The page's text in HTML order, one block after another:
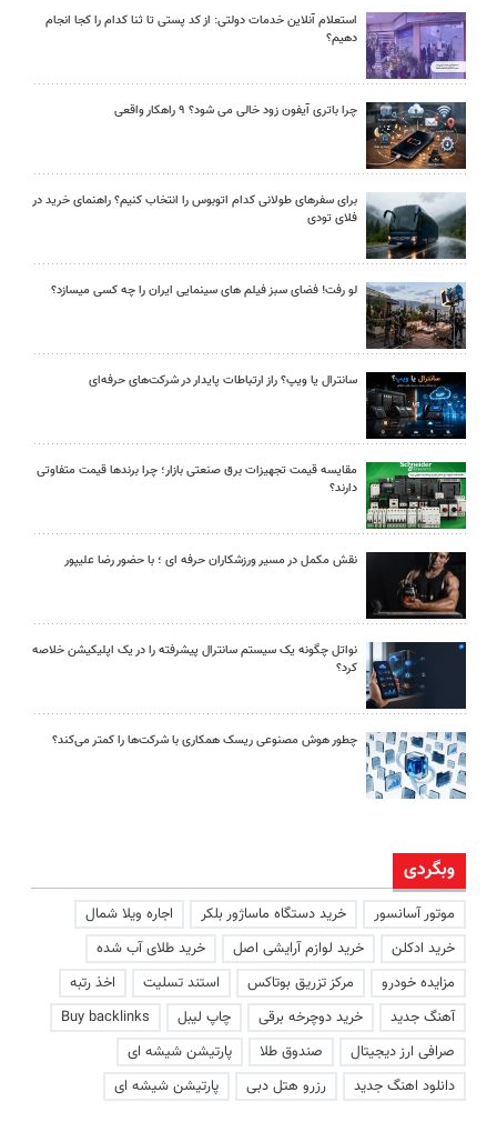
استعلام آنلاین خدمات دولتی: از کد پستی تا ثنا کدام را کجا انجام
دهیم؟
چرا باتری آیفون زود خالی می شود؟ ۹ راهکار واقعی
برای سفرهای طولانی کدام اتوبوس را انتخاب کنیم؟ راهنمای خرید در
فلای تودی
لو رفت! فضای سبز فیلم های سینمایی ایران را چه کسی میسازد؟
سانترال یا ویپ؟ راز ارتباطات پایدار در شرکت‌های حرفه‌ای
مقایسه قیمت تجهیزات برق صنعتی بازار؛ چرا برندها قیمت متفاوتی
دارند؟
نقش مکمل در مسیر ورزشکاران حرفه ای ؛ با حضور رضا علیپور
نواتل چگونه یک سیستم سانترال پیشرفته را در یک اپلیکیشن خلاصه
کرد؟
چطور هوش مصنوعی ریسک همکاری با شرکت‌ها را کمتر می‌کند؟
وبگردی
موتور آسانسور خرید دستگاه ماساژور بلکر
اجاره ویلا شمال
خرید ادکلن
خرید لوازم آرایشی اصل
خرید طلای آب شده
مزایده خودرو
مرکز تزریق بوتاکس استند تسلیت
اخذ رتبه
آهنگ جدید
خرید دوچرخه برقی چاپ لیبل
Buy backlinks
صرافی ارز دیجیتال
صندوق طلا
پارتیشن شیشه ای
دانلود اهنگ جدید
رزرو هتل دبی پارتیشن شیشه ای